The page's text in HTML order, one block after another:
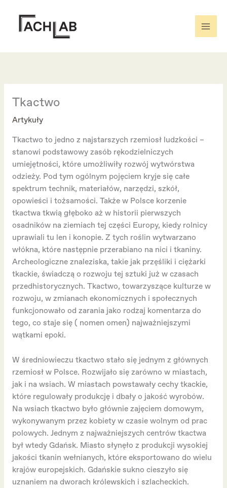
content
Tkactwo
Artykuły
Tkactwo to jedno z najstarszych rzemiosł ludzkości –
stanowi podstawowy zasób rękodzielniczych
umiejętności, które umożliwiły rozwój wytwórstwa
odzieży. Pod tym ogólnym pojęciem kryje się całe
spektrum technik, materiałów, narzędzi, szkół,
opowieści i tożsamości. Także w Polsce korzenie
tkactwa tkwią głęboko aż w historii pierwszych
osadników na ziemiach tej części Europy, kiedy rolnicy
uprawiali tu len i konopie. Z tych roślin wytwarzano
włókna, które następnie przerabiano na nici i tkaniny.
Archeologiczne znaleziska, takie jak przęśliki i ciężarki
tkackie, świadczą o rozwoju tej sztuki już w czasach
przedhistorycznych. Tkactwo, towarzyszące kulturze w
rozwoju, w zmianach ekonomicznych i społecznych
funkcjonowało od zarania jako rodzaj komentarza do
tego, co staje się ( nomen omen) najważniejszymi
wątkami epoki.
W średniowieczu tkactwo stało się jednym z głównych
rzemiosł w Polsce. Rozwijało się zarówno w miastach,
jak i na wsiach. W miastach powstawały cechy tkackie,
które regulowały produkcję i dbały o jakość wyrobów.
Na wsiach tkactwo było głównie zajęciem domowym,
wykonywanym przez kobiety w czasie wolnym od prac
polowych. Jednym z najważniejszych centrów tkactwa
był wtedy Gdańsk. Miasto słynęło z produkcji wysokiej
jakości tkanin wełnianych, które eksportowano do wielu
krajów europejskich. Gdańskie sukno cieszyło się
uznaniem na dworach królewskich i szlacheckich.